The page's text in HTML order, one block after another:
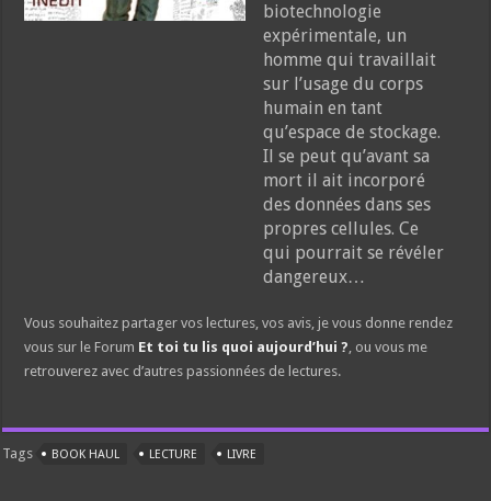
biotechnologie
expérimentale, un
homme qui travaillait
sur l’usage du corps
humain en tant
qu’espace de stockage.
Il se peut qu’avant sa
mort il ait incorporé
des données dans ses
propres cellules. Ce
qui pourrait se révéler
dangereux…
Vous souhaitez partager vos lectures, vos avis, je vous donne rendez
vous sur le Forum Et toi tu lis quoi aujourd’hui ?, ou vous me
retrouverez avec d’autres passionnées de lectures.
Tags BOOK HAUL LECTURE LIVRE